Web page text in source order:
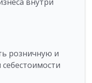
розничную и